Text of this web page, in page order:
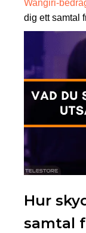
Wangiri-
dig ett samtal
Hur
samtal